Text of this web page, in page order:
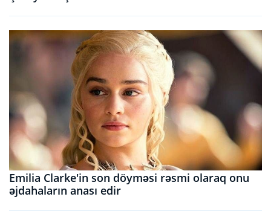
Emilia Clarke'in son döyməsi rəsmi olaraq onu
əjdahaların anası edir